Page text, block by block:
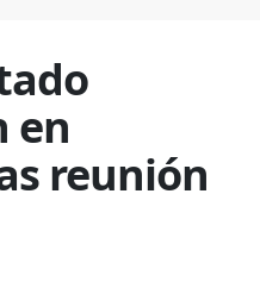
en
reunión